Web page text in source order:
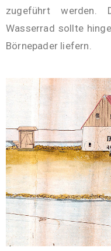
zugeführt werden.
Wasserrad sollte
Börnepader liefern.